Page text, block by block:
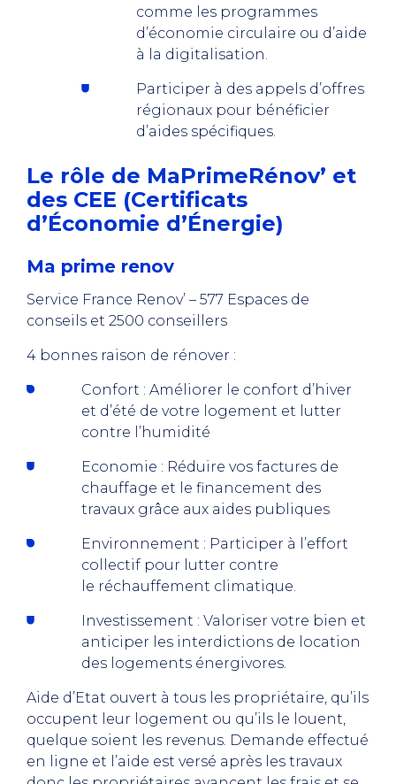
comme les programmes
d’économie circulaire ou d’aide
à la digitalisation.
Participer à des appels d’offres
régionaux pour bénéficier
d’aides spécifiques.
Le rôle de MaPrimeRénov’ et
des CEE (Certificats
d’Économie d’Énergie)
Ma prime renov
Service France Renov’ – 577 Espaces de
conseils et 2500 conseillers
4 bonnes raison de rénover :
Confort : Améliorer le confort d’hiver
et d’été de votre logement et lutter
contre l’humidité
Economie : Réduire vos factures de
chauffage et le financement des
travaux grâce aux aides publiques
Environnement : Participer à l’effort
collectif pour lutter contre
le réchauffement climatique.
Investissement : Valoriser votre bien et
anticiper les interdictions de location
des logements énergivores.
Aide d’Etat ouvert à tous les propriétaire, qu’ils
occupent leur logement ou qu’ils le louent,
quelque soient les revenus. Demande effectué
en ligne et l’aide est versé après les travaux